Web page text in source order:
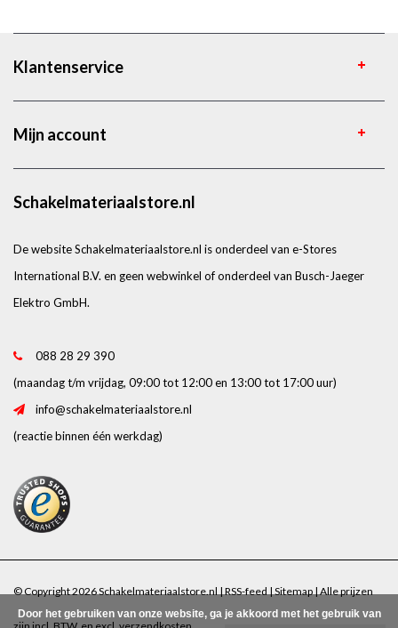
Klantenservice
Mijn account
Schakelmateriaalstore.nl
De website Schakelmateriaalstore.nl is onderdeel van e-Stores
International B.V. en geen webwinkel of onderdeel van Busch-Jaeger
Elektro GmbH.
088 28 29 390
(maandag t/m vrijdag, 09:00 tot 12:00 en 13:00 tot 17:00 uur)
info@schakelmateriaalstore.nl
(reactie binnen één werkdag)
© Copyright 2026 Schakelmateriaalstore.nl |RSS-feed|Sitemap| Alle prijzen
Door het gebruiken van onze website, ga je akkoord met het gebruik van